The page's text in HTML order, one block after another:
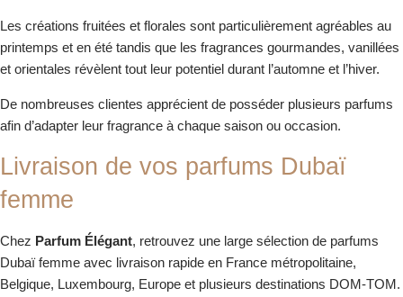
Les créations fruitées et florales sont particulièrement agréables au
printemps et en été tandis que les fragrances gourmandes, vanillées
et orientales révèlent tout leur potentiel durant l’automne et l’hiver.
De nombreuses clientes apprécient de posséder plusieurs parfums
afin d’adapter leur fragrance à chaque saison ou occasion.
Livraison de vos parfums Dubaï
femme
Chez Parfum Élégant, retrouvez une large sélection de parfums
Dubaï femme avec livraison rapide en France métropolitaine,
Belgique, Luxembourg, Europe et plusieurs destinations DOM-TOM.